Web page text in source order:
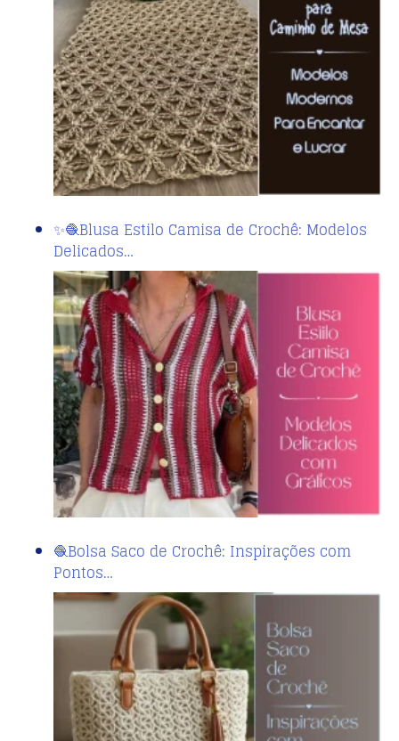
✨🧶Blusa Estilo Camisa de Crochê: Modelos
Delicados…
🧶Bolsa Saco de Crochê: Inspirações com
Pontos…